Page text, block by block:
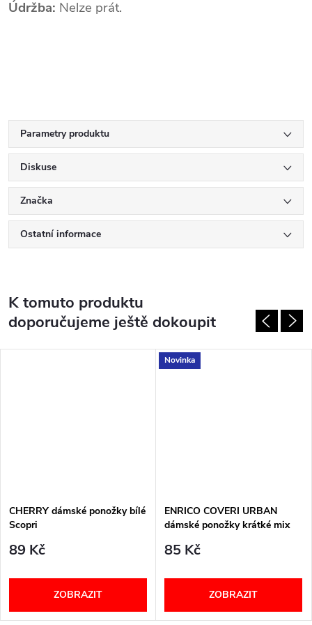
Údržba: Nelze prát.
Parametry produktu
Diskuse
Značka
Ostatní informace
K tomuto produktu
doporučujeme ještě dokoupit
CHERRY dámské ponožky bílé
Scopri
89 Kč
ZOBRAZIT
Novinka
ENRICO COVERI URBAN
dámské ponožky krátké mix
85 Kč
ZOBRAZIT